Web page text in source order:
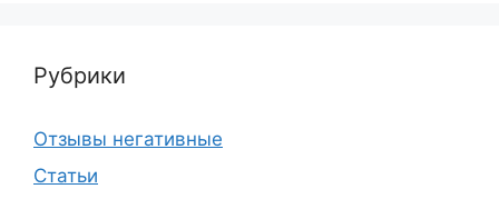
Рубрики
Отзывы негативные
Статьи